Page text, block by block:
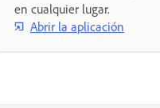
en cualquier lugar.
Abrir la aplicación